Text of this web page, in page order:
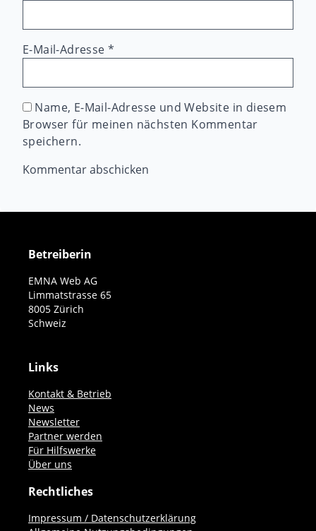
E-Mail-Adresse*
Name, E-Mail-Adresse und Website in diesem
Browser für meinen nächsten Kommentar
speichern.
Betreiberin
EMNA Web AG
Limmatstrasse 65
8005 Zürich
Schweiz
Links
Kontakt & Betrieb
News
Newsletter
Partner werden
Für Hilfswerke
Über uns
Rechtliches
Impressum / Datenschutzerklärung